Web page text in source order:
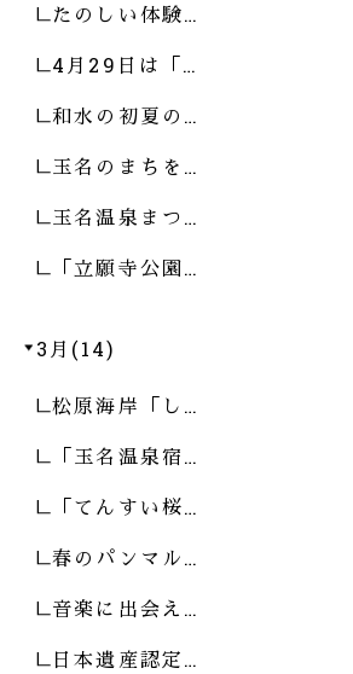
たのしい体験…
4月29日は「…
和水の初夏の…
玉名のまちを…
玉名温泉まつ…
「立願寺公園…
3月(14)
松原海岸「し…
「玉名温泉宿…
「てんすい桜…
春のパンマル…
音楽に出会え…
日本遺産認定…